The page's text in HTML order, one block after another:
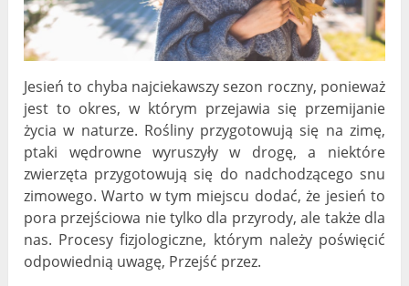
Jesień to chyba najciekawszy sezon roczny, ponieważ
jest to okres, w którym przejawia się przemijanie
życia w naturze. Rośliny przygotowują się na zimę,
ptaki wędrowne wyruszyły w drogę, a niektóre
zwierzęta przygotowują się do nadchodzącego snu
zimowego. Warto w tym miejscu dodać, że jesień to
pora przejściowa nie tylko dla przyrody, ale także dla
nas. Procesy fizjologiczne, którym należy poświęcić
odpowiednią uwagę, Przejść przez.